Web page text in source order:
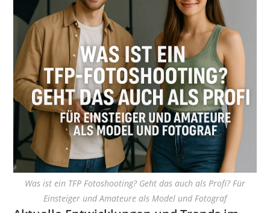
Was ist ein TFP Fotoshooting? Geht das auch als Profi? Für
Einsteiger und Amateure als Model und Fotograf